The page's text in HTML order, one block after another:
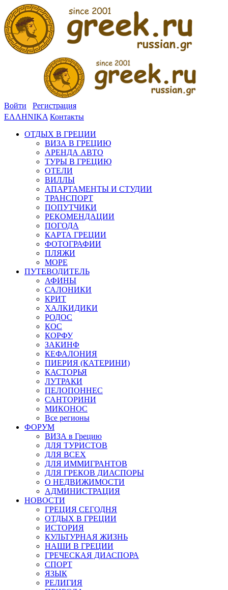
Войти
Регистрация
ΕΛΛΗΝΙΚΑ Контакты
ОТДЫХ В ГРЕЦИИ
ВИЗА В ГРЕЦИЮ
АРЕНДА АВТО
ТУРЫ В ГРЕЦИЮ
ОТЕЛИ
ВИЛЛЫ
АПАРТАМЕНТЫ И СТУДИИ
ТРАНСПОРТ
ПОПУТЧИКИ
РЕКОМЕНДАЦИИ
ПОГОДА
КАРТА ГРЕЦИИ
ФОТОГРАФИИ
ПЛЯЖИ
МОРЕ
ПУТЕВОДИТЕЛЬ
АФИНЫ
САЛОНИКИ
КРИТ
ХАЛКИДИКИ
РОДОС
КОС
КОРФУ
ЗАКИНФ
КЕФАЛОНИЯ
ПИЕРИЯ (КАТЕРИНИ)
КАСТОРЬЯ
ЛУТРАКИ
ПЕЛОПОННЕС
САНТОРИНИ
МИКОНОС
Все регионы
ФОРУМ
ВИЗА в Грецию
ДЛЯ ТУРИСТОВ
ДЛЯ ВСЕХ
ДЛЯ ИММИГРАНТОВ
ДЛЯ ГРЕКОВ ДИАСПОРЫ
О НЕДВИЖИМОСТИ
АДМИНИСТРАЦИЯ
НОВОСТИ
ГРЕЦИЯ СЕГОДНЯ
ОТДЫХ В ГРЕЦИИ
ИСТОРИЯ
КУЛЬТУРНАЯ ЖИЗНЬ
НАШИ В ГРЕЦИИ
ГРЕЧЕСКАЯ ДИАСПОРА
СПОРТ
ЯЗЫК
РЕЛИГИЯ